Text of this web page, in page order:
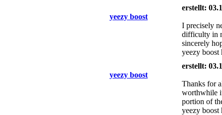
yeezy boost
erstellt:
I precisely
difficulty in
sincerely
yeezy boost
yeezy boost
erstellt:
Thanks for
worthwhile
portion of
yeezy boost